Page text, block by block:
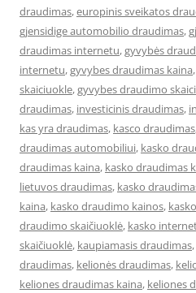
draudimas,europinis sveikatos
gjensidige automobilio draudimas,
draudimas internetu,gyvybės
internetu,gyvybes draudimas kaina,
skaiciuokle,gyvybes draudimo
draudimas, investicinis draudimas,
kas yra draudimas, kasco draudimas
draudimas automobiliui, kasko
draudimas kaina, kasko draudimas
lietuvos draudimas, kasko
kaina, kasko draudimo kainos,
draudimo skaičiuoklė, kasko
skaičiuoklė, kaupiamasis draudimas,
draudimas, kelionės draudimas,
keliones draudimas kaina, keliones